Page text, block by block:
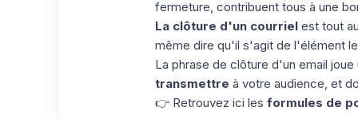
fermeture, contribuent tous à une
La clôture d'un courrielest tout
même dire qu'il s'agit de l'élément
La phrase de clôture d'un email
transmettre à votre audience, et
👉 Retrouvez ici les formules de